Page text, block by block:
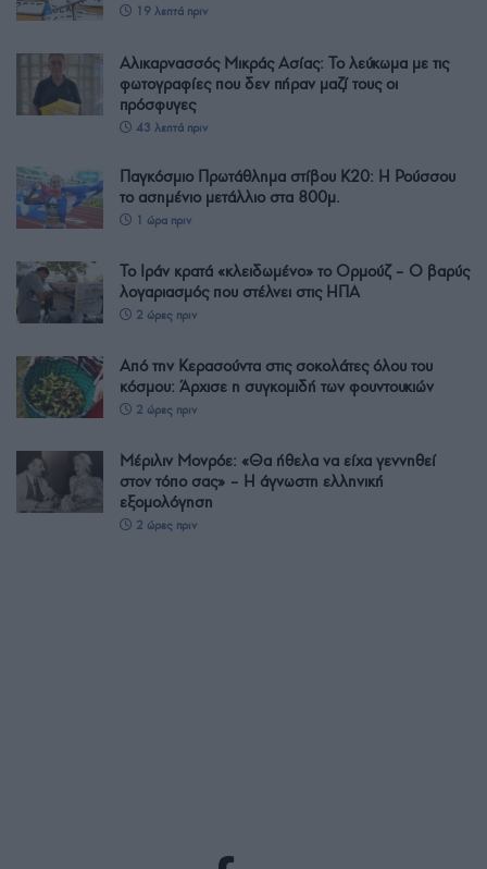
19 λεπτά πριν
Αλικαρνασσός Μικράς Ασίας: Το λεύκωμα με τις
φωτογραφίες που δεν πήραν μαζί τους οι
πρόσφυγες
43 λεπτά πριν
Παγκόσμιο Πρωτάθλημα στίβου Κ20: Η Ρούσσου
το ασημένιο μετάλλιο στα 800μ.
1 ώρα πριν
Το Ιράν κρατά «κλειδωμένο» το Ορμούζ – Ο βαρύς
λογαριασμός που στέλνει στις ΗΠΑ
2 ώρες πριν
Από την Κερασούντα στις σοκολάτες όλου του
κόσμου: Άρχισε η συγκομιδή των φουντουκιών
2 ώρες πριν
Μέριλιν Μονρόε: «Θα ήθελα να είχα γεννηθεί
στον τόπο σας» – Η άγνωστη ελληνική
εξομολόγηση
2 ώρες πριν